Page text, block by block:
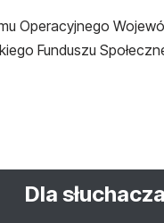
Operacyjnego
Funduszu
Dla słuchacza